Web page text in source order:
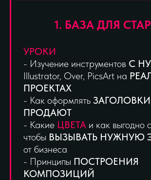
1. БАЗА ДЛЯ
УРОКИ
- Изучение инструментов С
Illustrator, Over, PicsArt на
ПРОЕКТАХ
- Как оформлять ЗАГОЛОВКИ
ПРОДАЮТ
- Какие ЦВЕТА и как выгодно
чтобы ВЫЗЫВАТЬ
от бизнеса
- Принципы ПОСТРОЕНИЯ
КОМПОЗИЦИЙ